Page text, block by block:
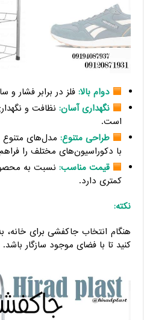
دوام بالا:فلز در برابر فشار
نگهداری آسان: نظافت و
است.
طراحی متنوع: مدل‌های
با دکوراسیون‌های مختلف را
قیمت مناسب: نسبت به
کمتری دارد.
نکته:
هنگام انتخاب جاکفشی برای خانه،
کنید تا با فضای موجود سازگار باشد.